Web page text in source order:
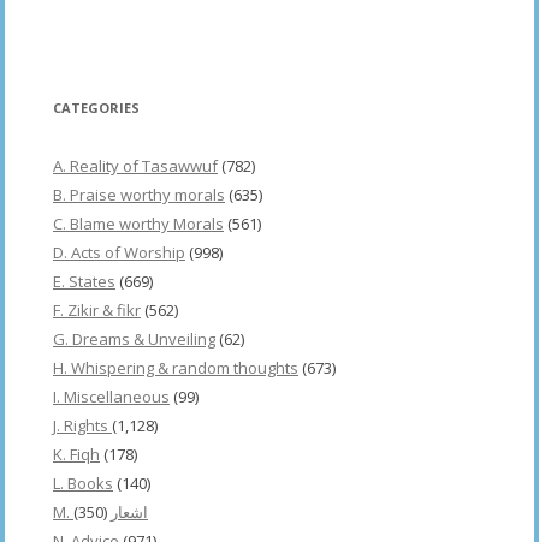
CATEGORIES
A. Reality of Tasawwuf(782)
B. Praise worthy morals (635)
C. Blame worthy Morals (561)
D. Acts of Worship (998)
E. States (669)
F. Zikir & fikr (562)
G. Dreams & Unveiling (62)
H. Whispering & random thoughts (673)
I. Miscellaneous (99)
J. Rights (1,128)
K. Fiqh (178)
L. Books (140)
M. اشعار (350)